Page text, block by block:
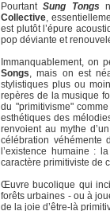
PourtantSung Tongs
Collective,
est plutôt l’épure
pop déviante et
Immanquablement, on
Songs, mais on est
stylistiques plus ou
repères de la musique
du "primitivisme"
esthétiques des
renvoient au mythe
célébration
l’existence humaine :
caractère primitiviste de
Œuvre bucolique qui
forêts urbaines - ou à
de la joie d’être-là